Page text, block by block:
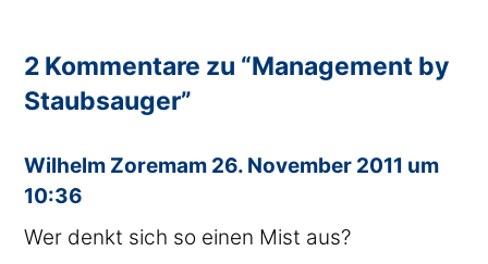
2 Kommentare zu “Management by
Staubsauger”
Wilhelm Zoremsagte
am 26. November 2011 um
10:36
Wer denkt sich so einen Mist aus?